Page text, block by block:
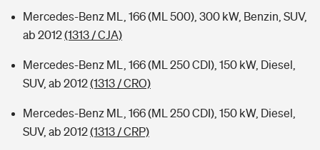
Mercedes-Benz ML, 166 (ML 500), 300 kW, Benzin, SUV,
ab 2012(1313 / CJA)
Mercedes-Benz ML, 166 (ML 250 CDI), 150 kW, Diesel,
SUV, ab 2012(1313 / CRO)
Mercedes-Benz ML, 166 (ML 250 CDI), 150 kW, Diesel,
SUV, ab 2012(1313 / CRP)